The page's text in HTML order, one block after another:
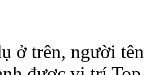
ở trên, người